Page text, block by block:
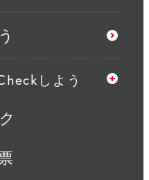
しよう